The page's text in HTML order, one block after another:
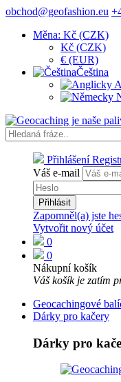
obchod@geofashion.eu
Měna: Kč (CZK)
Kč (CZK)
€ (EUR)
Čeština
Přihlášení
Váš e-mail
Přihlásit
Zapomněl(a) jste
Vytvořit nový účet
0
0
Nákupní košík
Váš košík je zatím
Geocachingové
Dárky pro kačery
Dárky pro